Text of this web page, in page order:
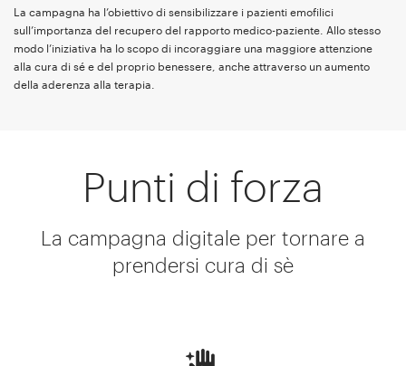
La campagna ha l’obiettivo di sensibilizzare i pazienti emofilici
sull’importanza del recupero del rapporto medico-paziente. Allo stesso
modo l’iniziativa ha lo scopo di incoraggiare una maggiore attenzione
alla cura di sé e del proprio benessere, anche attraverso un aumento
della aderenza alla terapia.
Punti di forza
La campagna digitale per tornare a
prendersi cura di sè